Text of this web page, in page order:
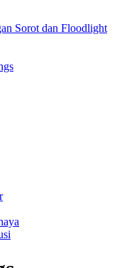
Sorot dan Floodlight